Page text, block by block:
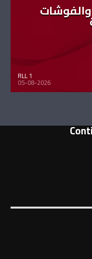
والفوشات
RLL 1
05-08-2026